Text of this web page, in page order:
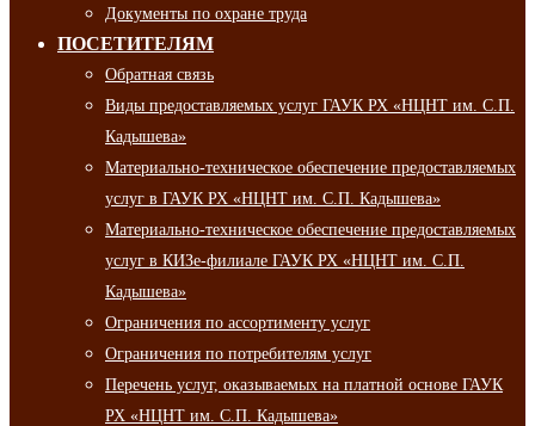
Документы по охране труда
ПОСЕТИТЕЛЯМ
Обратная связь
Виды предоставляемых услуг ГАУК РХ «НЦНТ им. С.П.
Кадышева»
Материально-техническое обеспечение предоставляемых
услуг в ГАУК РХ «НЦНТ им. С.П. Кадышева»
Материально-техническое обеспечение предоставляемых
услуг в КИЗе-филиале ГАУК РХ «НЦНТ им. С.П.
Кадышева»
Ограничения по ассортименту услуг
Ограничения по потребителям услуг
Перечень услуг, оказываемых на платной основе ГАУК
РХ «НЦНТ им. С.П. Кадышева»